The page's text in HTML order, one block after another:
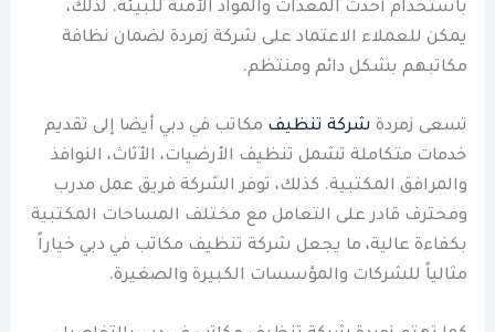
باستخدام أحدث المعدات والمواد الآمنة للبيئة. لذلك،
يمكن للعملاء الاعتماد على شركة زمردة لضمان نظافة
مكاتبهم بشكل دائم ومنتظم.
تسعى زمردة شركة تنظيف مكاتب في دبي أيضا إلى تقديم
خدمات متكاملة تشمل تنظيف الأرضيات، الأثاث، النوافذ
والمرافق المكتبية. كذلك، توفر الشركة فريق عمل مدرب
ومحترف قادر على التعامل مع مختلف المساحات المكتبية
بكفاءة عالية، ما يجعل شركة تنظيف مكاتب في دبي خياراً
مثالياً للشركات والمؤسسات الكبيرة والصغيرة.